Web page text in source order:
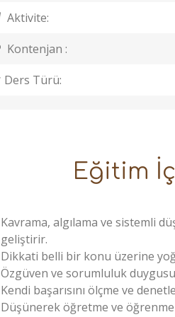
Aktivite:
Kontenjan :
Ders Türü:
Eğitim
Kavrama, algılama ve sistemli
geliştirir.
Dikkati belli bir konu üzerine
Özgüven ve sorumluluk
Kendi başarısını ölçme ve
Düşünerek öğretme ve